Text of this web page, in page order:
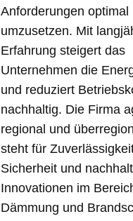
Anforderungen optimal
umzusetzen. Mit
Erfahrung steigert das
Unternehmen die
und reduziert
nachhaltig. Die Firma
regional und
steht für
Sicherheit und
Innovationen im
Dämmung und